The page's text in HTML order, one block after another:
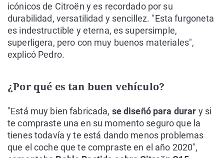
icónicos de Citroën y es recordado por su
durabilidad, versatilidad y sencillez. "Esta furgoneta
es indestructible y eterna, es supersimple,
superligera, pero con muy buenos materiales",
explicó Pedro.
¿Por qué es tan buen vehículo?
"Está muy bien fabricada, se diseñó para durar y si
te compraste una en su momento seguro que la
tienes todavía y te está dando menos problemas
que el coche que te compraste en el año 2020",